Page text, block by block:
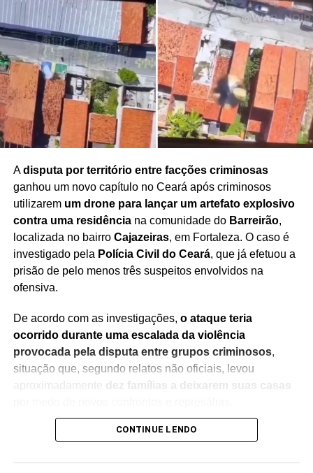
o caso segue sob investigação para o aprofundamento
das apurações.As autoridades reforçam que a
identidade da vítima é preservada por força da
legislação brasileira, garantindo a proteção integral da
criança durante todo o processo.
Redação Saiba+
Adisputa por território entre facções criminosas
ganhou um novo capítulo no Ceará após criminosos
utilizarem um drone para lançar um artefato explosivo
contra uma residênciana comunidade do Barreirão,
localizada no bairro Cajazeiras, em Fortaleza. O caso é
investigado pela Polícia Civil do Ceará, que já efetuou a
prisão de pelo menos três suspeitos envolvidos na
ofensiva.
De acordo com as investigações, o ataque teria
ocorrido durante uma escalada da violência
provocada pela disputa entre grupos criminosos,
situação que, segundo relatos não oficiais, levou
aproximadamente
dez famílias a deixarem suas casas
A ocorrência ganhou ampla repercussão após a
homem operando um drone para lançar o explosivo
CONTINUE LENDO